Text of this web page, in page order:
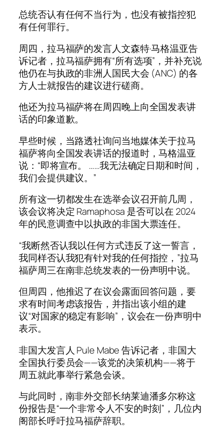
总统否认有任何不当行为，也没有被指控犯
有任何罪行。
周四，拉马福萨的发言人文森特·马格温亚告
诉记者，拉马福萨拥有“所有选项”，并补充说
他仍在与执政的非洲人国民大会 (ANC) 的各
方人士就报告的建议进行磋商。
他还为拉马福萨将在周四晚上向全国发表讲
话的印象道歉。
早些时候，当路透社询问当地媒体关于拉马
福萨将向全国发表讲话的报道时，马格温亚
说：“即将宣布。 ……我无法确定日期和时间，
我们会提供建议。”
所有这一切都发生在选举会议召开前几周，
该会议将决定 Ramaphosa 是否可以在 2024
年的民意调查中以执政的非国大票连任。
“我断然否认我以任何方式违反了这一誓言，
我同样否认我犯有针对我的任何指控，”拉马
福萨周三在南非总统发表的一份声明中说。
但周四，他推迟了在议会露面回答问题，要
求有时间考虑该报告，并指出该小组的建
议“对国家的稳定有影响”，议会在一份声明中
表示。
非国大发言人 Pule Mabe 告诉记者，非国大
全国执行委员会——该党的决策机构——将于
周五就此事举行紧急会谈。
与此同时，南非外交部长纳莱迪潘多尔称这
份报告是“一个非常令人不安的时刻”，几位内
阁部长呼吁拉马福萨辞职。